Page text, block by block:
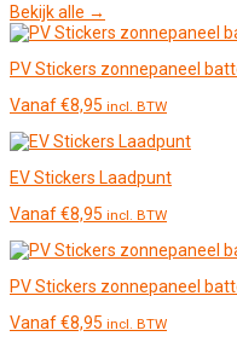
Bekijk alle →
PV Stickers zonnepaneel
Vanaf€8,95 incl. BTW
EV Stickers Laadpunt
Vanaf€8,95 incl. BTW
PV Stickers zonnepaneel
Vanaf€8,95 incl. BTW